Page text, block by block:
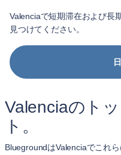
Valenciaで短期滞在および長
見つけてください。
Valenciaのト
ト。
BluegroundはValenciaでこれ